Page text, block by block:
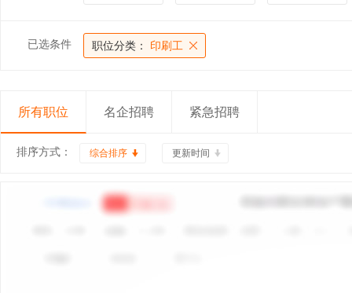
已选条件 职位分类： 印刷工
所有职位 名企招聘 紧急招聘
排序方式： 综合排序 更新时间